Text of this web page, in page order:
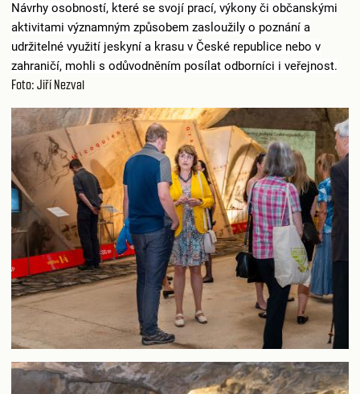
Návrhy osobností, které se svojí prací, výkony či občanskými
aktivitami významným způsobem zasloužily o poznání a
udržitelné využití jeskyní a krasu v České republice nebo v
zahraničí, mohli s odůvodněním posílat odborníci i veřejnost.
Foto: Jiří Nezval